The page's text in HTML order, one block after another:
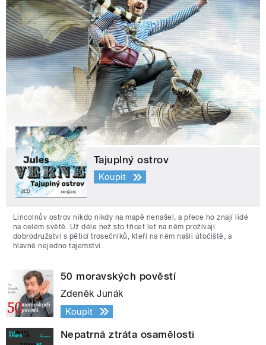
Tajuplný ostrov
Koupit
Lincolnův ostrov nikdo nikdy na mapě nenašel, a přece ho znají lidé
na celém světě. Už déle než sto třicet let na něm prožívají
dobrodružství s pěticí trosečníků, kteří na něm našli útočiště, a
hlavně nejedno tajemství.
50 moravských pověstí
Zdeněk Junák
Koupit
Nepatrná ztráta osamělosti